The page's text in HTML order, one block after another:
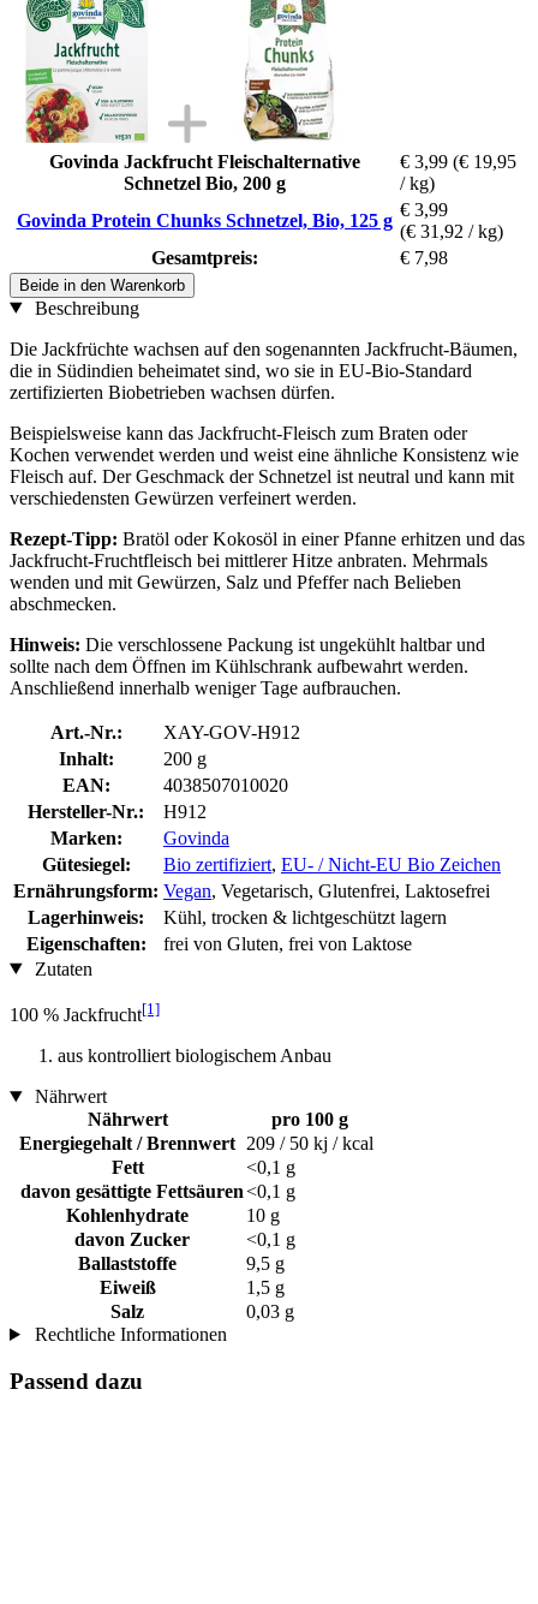
Govinda Jackfrucht Fleischalternative
Schnetzel Bio, 200 g
€ 3,99 (€ 19,95
/ kg)
Govinda Protein Chunks Schnetzel, Bio, 125 g
€ 3,99
(€ 31,92 / kg)
Gesamtpreis:
€ 7,98
Beide in den Warenkorb
Beschreibung
Die Jackfrüchte wachsen auf den sogenannten Jackfrucht-Bäumen,
die in Südindien beheimatet sind, wo sie in EU-Bio-Standard
zertifizierten Biobetrieben wachsen dürfen.
Beispielsweise kann das Jackfrucht-Fleisch zum Braten oder
Kochen verwendet werden und weist eine ähnliche Konsistenz wie
Fleisch auf. Der Geschmack der Schnetzel ist neutral und kann mit
verschiedensten Gewürzen verfeinert werden.
Rezept-Tipp: Bratöl oder Kokosöl in einer Pfanne erhitzen und das
Jackfrucht-Fruchtfleisch bei mittlerer Hitze anbraten. Mehrmals
wenden und mit Gewürzen, Salz und Pfeffer nach Belieben
abschmecken.
Hinweis: Die verschlossene Packung ist ungekühlt haltbar und
sollte nach dem Öffnen im Kühlschrank aufbewahrt werden.
Anschließend innerhalb weniger Tage aufbrauchen.
Art.-Nr.:
XAY-GOV-H912
Inhalt:
200 g
EAN:
4038507010020
Hersteller-Nr.:
H912
Marken:
Govinda
Gütesiegel:
Bio zertifiziert, EU- / Nicht-EU Bio Zeichen
Ernährungsform: Vegan, Vegetarisch, Glutenfrei, Laktosefrei
Lagerhinweis:
Kühl, trocken & lichtgeschützt lagern
Eigenschaften:
frei von Gluten, frei von Laktose
Zutaten
100 % Jackfrucht[1]
aus kontrolliert biologischem Anbau
Nährwert
Nährwert
pro 100 g
Energiegehalt / Brennwert 209 / 50 kj / kcal
Fett
<0,1 g
davon gesättigte Fettsäuren<0,1 g
Kohlenhydrate
10 g
davon Zucker
<0,1 g
Ballaststoffe
9,5 g
Eiweiß
1,5 g
Salz
0,03 g
Rechtliche Informationen
Passend dazu